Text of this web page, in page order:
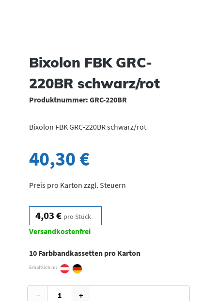
Bixolon FBK GRC-
220BR schwarz/rot
Produktnummer:GRC-220BR
Bixolon FBK GRC-220BR schwarz/rot
40,30 €
Preis pro Karton zzgl. Steuern
4,03 € pro Stück
Versandkostenfrei
10 Farbbandkassetten pro Karton
Erhältlich in:
− +